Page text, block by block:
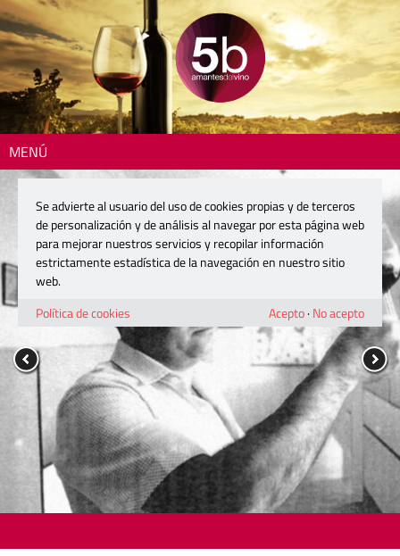
MENÚ
Se advierte al usuario del uso de cookies propias y de terceros
de personalización y de análisis al navegar por esta página web
para mejorar nuestros servicios y recopilar información
estrictamente estadística de la navegación en nuestro sitio
web.
Política de cookies
Acepto· No acepto